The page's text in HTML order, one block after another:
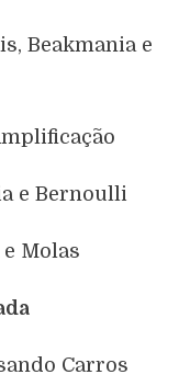
Beakmania e
e Bernoulli
Molas
Carros